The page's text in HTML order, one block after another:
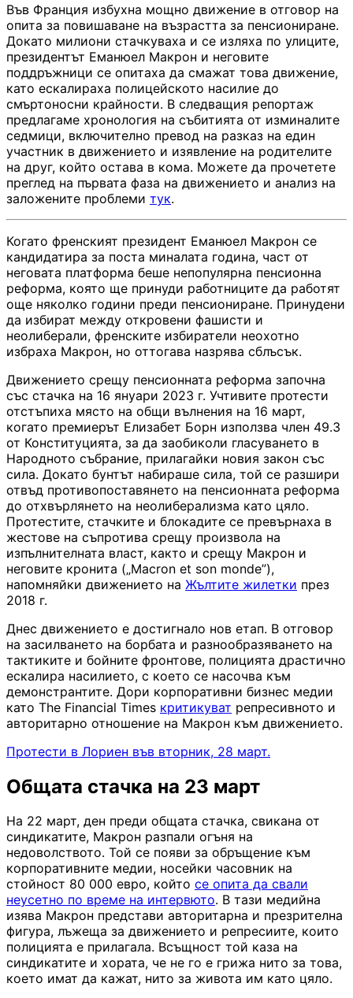
Във Франция избухна мощно движение в отговор на
опита за повишаване на възрастта за пенсиониране.
Докато милиони стачкуваха и се изляха по улиците,
президентът Еманюел Макрон и неговите
поддръжници се опитаха да смажат това движение,
като ескалираха полицейското насилие до
смъртоносни крайности. В следващия репортаж
предлагаме хронология на събитията от изминалите
седмици, включително превод на разказ на един
участник в движението и изявление на родителите
на друг, който остава в кома. Можете да прочетете
преглед на първата фаза на движението и анализ на
заложените проблеми тук.
Когато френският президент Еманюел Макрон се
кандидатира за поста миналата година, част от
неговата платформа беше непопулярна пенсионна
реформа, която ще принуди работниците да работят
още няколко години преди пенсиониране. Принудени
да избират между откровени фашисти и
неолиберали, френските избиратели неохотно
избраха Макрон, но оттогава назрява сблъсък.
Движението срещу пенсионната реформа започна
със стачка на 16 януари 2023 г. Учтивите протести
отстъпиха място на общи вълнения на 16 март,
когато премиерът Елизабет Борн използва член 49.3
от Конституцията, за да заобиколи гласуването в
Народното събрание, прилагайки новия закон със
сила. Докато бунтът набираше сила, той се разшири
отвъд противопоставянето на пенсионната реформа
до отхвърлянето на неолиберализма като цяло.
Протестите, стачките и блокадите се превърнаха в
жестове на съпротива срещу произвола на
изпълнителната власт, както и срещу Макрон и
неговите кронита („Macron et son monde”),
напомняйки движението на Жълтите жилетки през
2018 г.
Днес движението е достигнало нов етап. В отговор
на засилването на борбата и разнообразяването на
тактиките и бойните фронтове, полицията драстично
ескалира насилието, с което се насочва към
демонстрантите. Дори корпоративни бизнес медии
като The Financial Times критикуват репресивното и
авторитарно отношение на Макрон към движението.
Протести в Лориен във вторник, 28 март.
Общата стачка на 23 март
На 22 март, ден преди общата стачка, свикана от
синдикатите, Макрон разпали огъня на
недоволството. Той се появи за обръщение към
корпоративните медии, носейки часовник на
стойност 80 000 евро, който се опита да свали
неусетно по време на интервюто. В тази медийна
изява Макрон представи авторитарна и презрителна
фигура, лъжеща за движението и репресиите, които
полицията е прилагала. Всъщност той каза на
синдикатите и хората, че не го е грижа нито за това,
което имат да кажат, нито за живота им като цяло.